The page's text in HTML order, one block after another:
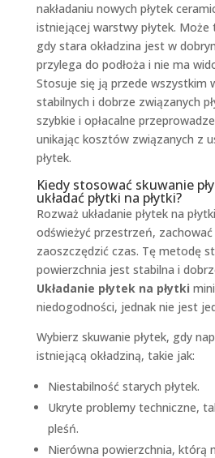
nakładaniu nowych płytek
istniejącej warstwy płytek.
gdy stara okładzina jest w
przylega do podłoża i nie ma
Stosuje się ją przede wszystkim
stabilnych i dobrze związanych
szybkie i opłacalne
unikając kosztów związanych z
płytek.
Kiedy stosować skuwanie
układać płytki na płytki?
Rozważ układanie płytek na
odświeżyć przestrzeń,
zaoszczędzić czas. Tę metodę
powierzchnia jest stabilna i
Układanie płytek na płytki
niedogodności, jednak nie jest
Wybierz skuwanie płytek, gdy
istniejącą okładziną, takie jak:
Niestabilność starych płytek.
Ukryte problemy techniczne,
pleśń.
Nierówna powierzchnia, którą